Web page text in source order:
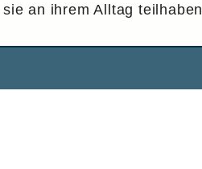
an ihrem Alltag teilhaben